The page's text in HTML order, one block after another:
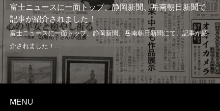
富士ニュースに一面トップ、静岡新聞、岳南朝日新聞で
記事が紹介されました！
MENU